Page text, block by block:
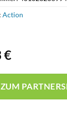
€
ZUM
Action